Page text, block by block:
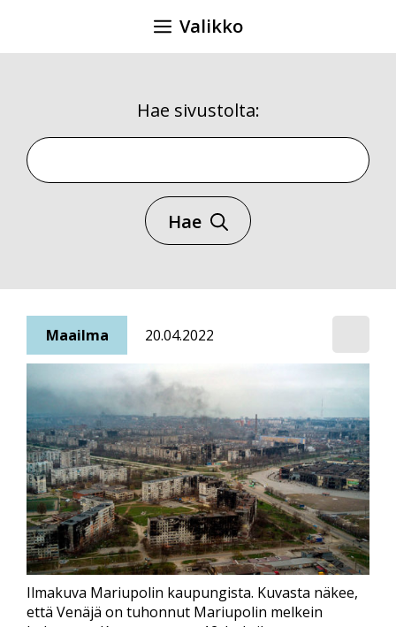
Valikko
Hae sivustolta:
Hae sivustolta
Hae
Maailma 20.04.2022
Ilmakuva Mariupolin kaupungista. Kuvasta näkee,
että Venäjä on tuhonnut Mariupolin melkein